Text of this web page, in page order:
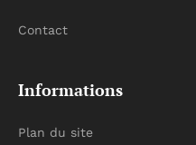
Contact
Informations
Plan du site